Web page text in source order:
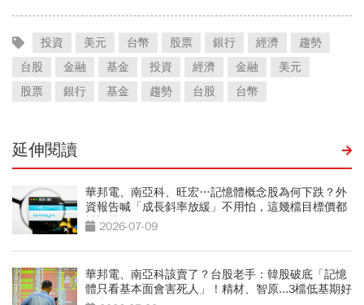
投資 美元 台幣 股票 銀行 經濟
趨勢
台股
金融 基金 投資 經濟 金融
美元
股票
銀行 基金 趨勢 台股 台幣
延伸閱讀
華邦電、南亞科、旺宏…記憶體概念股為何下跌？外
資報告喊「成長斜率放緩」不用怕，這幾檔目標價都
被調升
2026-07-09
華邦電、南亞科該賣了？台股老手：韓股破底「記憶
體只看基本面會害死人」！精材、智原...3檔低基期好